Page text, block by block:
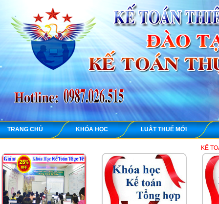
TRANG CHỦ KHÓA HỌC LUẬT THUẾ MỚI
KẾ TOÁN THIÊN